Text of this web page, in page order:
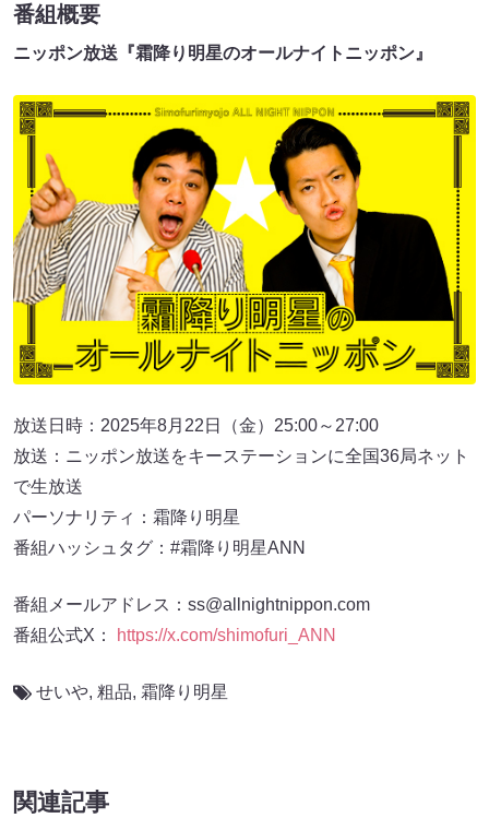
番組概要
ニッポン放送『霜降り明星のオールナイトニッポン』
放送日時：2025年8月22日（金）25:00～27:00
放送：ニッポン放送をキーステーションに全国36局ネット
で生放送
パーソナリティ：霜降り明星
番組ハッシュタグ：#霜降り明星ANN
番組メールアドレス：ss@allnightnippon.com
番組公式X：
https://x.com/shimofuri_ANN
せいや, 粗品, 霜降り明星
関連記事